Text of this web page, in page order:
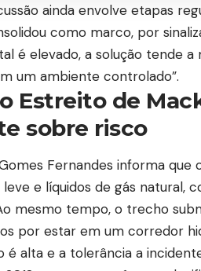
ainda envolve etapas
como marco, por
é elevado, a solução tende
um ambiente controlado”.
Estreito de
sobre risco
Fernandes informa
e líquidos de gás natural,
mesmo tempo, o trecho
por estar em um corredor
é alta e a tolerância a